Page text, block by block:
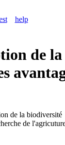
help
de la
de la biodiversité
de